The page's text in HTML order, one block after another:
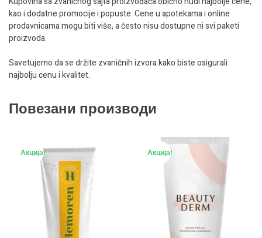
kao i dodatne promocije i popuste. Cene u apotekama i online
prodavnicama mogu biti više, a često nisu dostupne ni svi paketi
proizvoda.
Savetujemo da se držite zvaničnih izvora kako biste osigurali
najbolju cenu i kvalitet.
Повезани производи
Акција! Акција!